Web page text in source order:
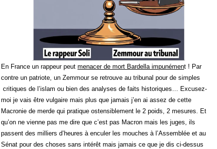
En France un rappeur peut menacer de mort Bardella impunément ! Par
contre un patriote, un Zemmour se retrouve au tribunal pour de simples
critiques de l’islam ou bien des analyses de faits historiques… Excusez-
moi je vais être vulgaire mais plus que jamais j’en ai assez de cette
Macronie de merde qui pratique ostensiblement le 2 poids, 2 mesures. Et
qu’on ne vienne pas me dire que c’est pas Macron mais les juges, ils
passent des milliers d’heures à enculer les mouches à l’Assemblée et au
Sénat pour des choses sans intérêt mais jamais ce que je dis ci-dessus